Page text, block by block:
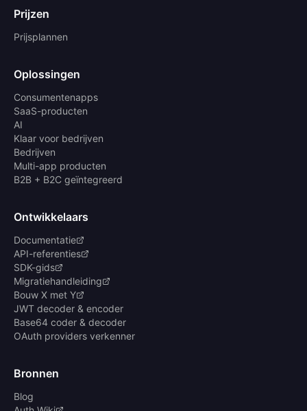
Prijzen
Prijsplannen
Oplossingen
Consumentenapps
SaaS-producten
AI
Klaar voor bedrijven
Bedrijven
Multi-app producten
B2B + B2C geïntegreerd
Ontwikkelaars
Documentatie
API-referenties
SDK-gids
Migratiehandleiding
Bouw X met Y
JWT decoder & encoder
Base64 coder & decoder
OAuth providers verkenner
Bronnen
Blog